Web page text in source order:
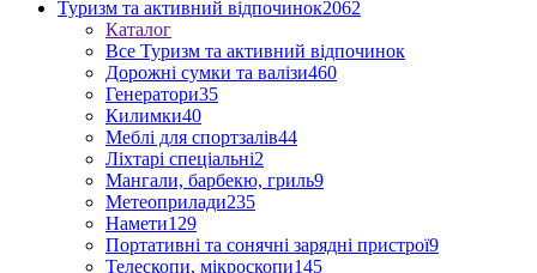
Туризм та активний відпочинок2062
Каталог
Все Туризм та активний відпочинок
Дорожні сумки та валізи460
Генератори35
Килимки40
Меблі для спортзалів44
Ліхтарі спеціальні2
Мангали, барбекю, гриль9
Метеоприлади235
Намети129
Портативні та сонячні зарядні пристрої9
Телескопи, мікроскопи145